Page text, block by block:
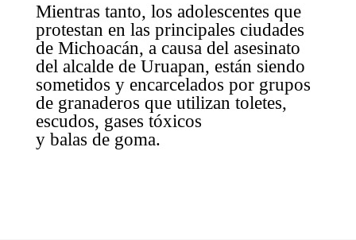
Mientras tanto, los adolescentes que
protestan en las principales ciudades
de Michoacán, a causa del asesinato
del alcalde de Uruapan, están siendo
sometidos y encarcelados por grupos
de granaderos que utilizan toletes,
escudos, gases tóxicos
y balas de goma.